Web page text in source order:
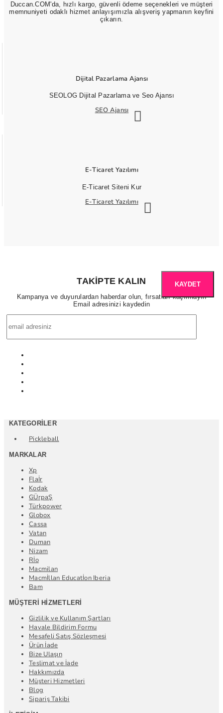
Duccan.COM'da, hızlı kargo, güvenli ödeme seçenekleri ve müşteri
memnuniyeti odaklı hizmet anlayışımızla alışveriş yapmanın keyfini
çıkarın.
Dijital Pazarlama Ajansı
SEOLOG Dijital Pazarlama ve Seo Ajansı
SEO Ajansı
E-Ticaret Yazılımı
E-Ticaret Siteni Kur
E-Ticaret Yazılımı
TAKIPTE KALIN
Kampanya ve duyurulardan haberdar olun, fırsatları kaçırmayın
Email adresinizi kaydedin
KAYDET
KATEGORILER
Pickleball
MARKALAR
Xp
Flaİr
Kodak
GÜrpaŞ
Türkpower
Globox
Cassa
Vatan
Duman
Nizam
Rİo
Macmilan
Macmİllan Educatİon Iberia
Bam
MÜŞTERI HIZMETLERI
Gizlilik ve Kullanım Şartları
Havale Bildirim Formu
Mesafeli Satış Sözleşmesi
Ürün İade
Bize Ulaşın
Teslimat ve İade
Hakkımızda
Müşteri Hizmetleri
Blog
Sipariş Takibi